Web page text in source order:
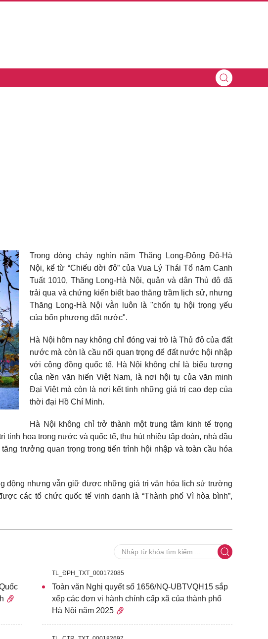
Trong dòng chảy nghìn năm Thăng Long-Đông Đô-Hà
Nội, kể từ “Chiếu dời đô” của Vua Lý Thái Tổ năm Canh
Tuất 1010, Thăng Long-Hà Nội, quân và dân Thủ đô đã
trải qua và chứng kiến biết bao thăng trầm lịch sử, nhưng
Thăng Long-Hà Nội vẫn luôn là "chốn tụ hội trọng yếu
của bốn phương đất nước".
Hà Nội hôm nay không chỉ đóng vai trò là Thủ đô của đất
nước mà còn là cầu nối quan trọng để đất nước hội nhập
với cộng đồng quốc tế. Hà Nội không chỉ là biểu tượng
của nền văn hiến Việt Nam, là nơi hội tụ của văn minh
Đại Việt mà còn là nơi kết tinh những giá trị cao đẹp của
thời đại Hồ Chí Minh.
Hà Nội không chỉ trở thành một trung tâm kinh tế trọng
tinh hoa trong nước và quốc tế, thu hút nhiều tập đoàn, nhà đầu
trưởng quan trọng trong tiến trình hội nhập và toàn cầu hóa
động nhưng vẫn giữ được những giá trị văn hóa lịch sử trường
các tổ chức quốc tế vinh danh là “Thành phố Vì hòa bình”,
TL_ĐPH_TXT_000172085
Toàn văn Nghị quyết số 1656/NQ-UBTVQH15 sắp
xếp các đơn vị hành chính cấp xã của thành phố
Hà Nội năm 2025